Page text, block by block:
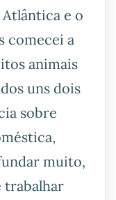
e o
comecei a
animais
uns dois
sobre
muito,
trabalhar